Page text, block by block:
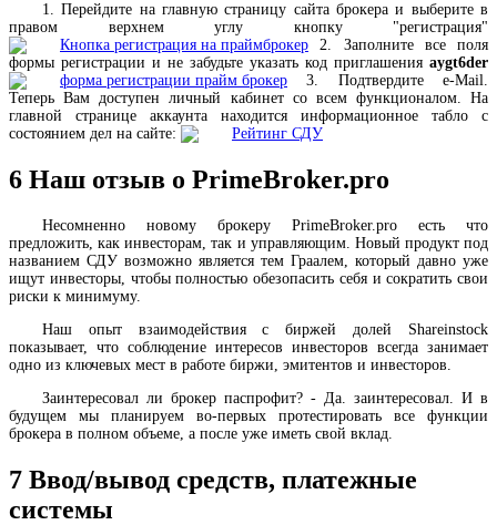
1. Перейдите на главную страницу сайта брокера и выберите в
правом верхнем углу кнопку "регистрация"
2. Заполните все поля
формы регистрации и не забудьте указать код приглашения aygt6der
3. Подтвердите e-Mail.
Теперь Вам доступен личный кабинет со всем функционалом. На
главной странице аккаунта находится информационное табло с
состоянием дел на сайте:
6 Наш отзыв о PrimeBroker.pro
Несомненно новому брокеру PrimeBroker.pro есть что
предложить, как инвесторам, так и управляющим. Новый продукт под
названием СДУ возможно является тем Граалем, который давно уже
ищут инвесторы, чтобы полностью обезопасить себя и сократить свои
риски к минимуму.
Наш опыт взаимодействия с биржей долей Shareinstock
показывает, что соблюдение интересов инвесторов всегда занимает
одно из ключевых мест в работе биржи, эмитентов и инвесторов.
Заинтересовал ли брокер паспрофит? - Да. заинтересовал. И в
будущем мы планируем во-первых протестировать все функции
брокера в полном объеме, а после уже иметь свой вклад.
7 Ввод/вывод средств, платежные
системы